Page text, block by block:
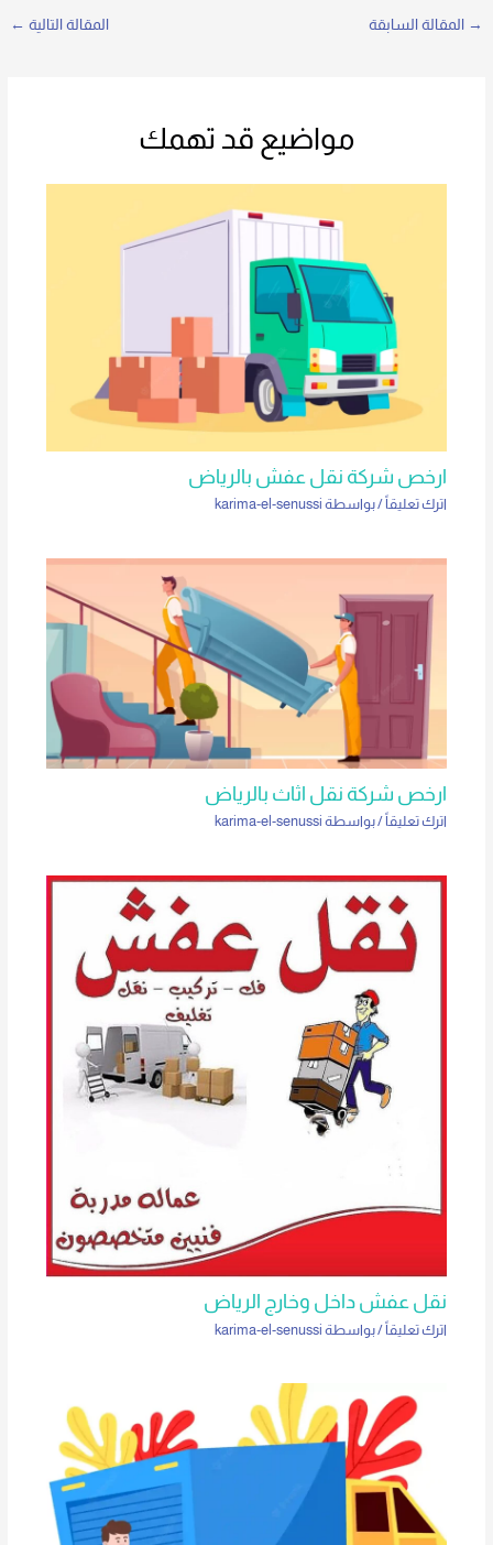
→ المقالة السابقة المقالة التالية ←
مواضيع قد تهمك
ارخص شركة نقل عفش بالرياض
اترك تعليقاً / بواسطة karima-el-senussi
ارخص شركة نقل اثاث بالرياض
اترك تعليقاً / بواسطة karima-el-senussi
نقل عفش داخل وخارج الرياض
اترك تعليقاً/ بواسطة karima-el-senussi